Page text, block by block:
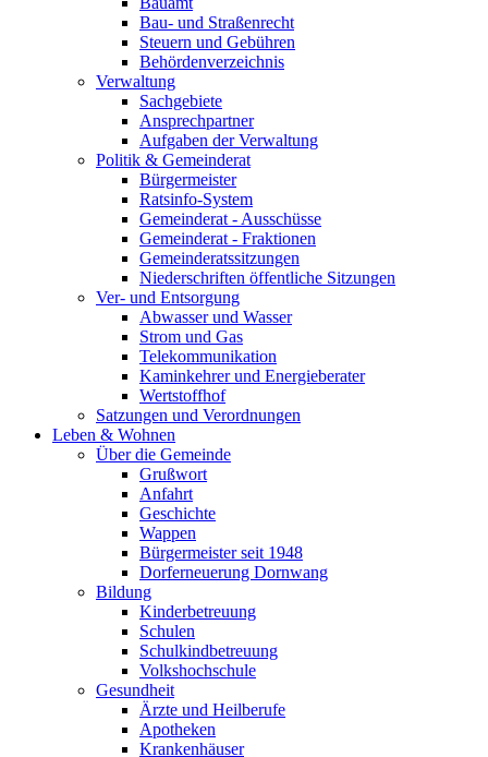
Bau- und Straßenrecht
Steuern und Gebühren
Behördenverzeichnis
Verwaltung
Sachgebiete
Ansprechpartner
Aufgaben der Verwaltung
Politik & Gemeinderat
Bürgermeister
Ratsinfo-System
Gemeinderat - Ausschüsse
Gemeinderat - Fraktionen
Gemeinderatssitzungen
Niederschriften öffentliche Sitzungen
Ver- und Entsorgung
Abwasser und Wasser
Strom und Gas
Telekommunikation
Kaminkehrer und Energieberater
Wertstoffhof
Satzungen und Verordnungen
Leben & Wohnen
Über die Gemeinde
Grußwort
Anfahrt
Geschichte
Wappen
Bürgermeister seit 1948
Dorferneuerung Dornwang
Bildung
Kinderbetreuung
Schulen
Schulkindbetreuung
Volkshochschule
Gesundheit
Ärzte und Heilberufe
Apotheken
Krankenhäuser